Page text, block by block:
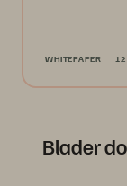
WHITEPAPER 12
Blader